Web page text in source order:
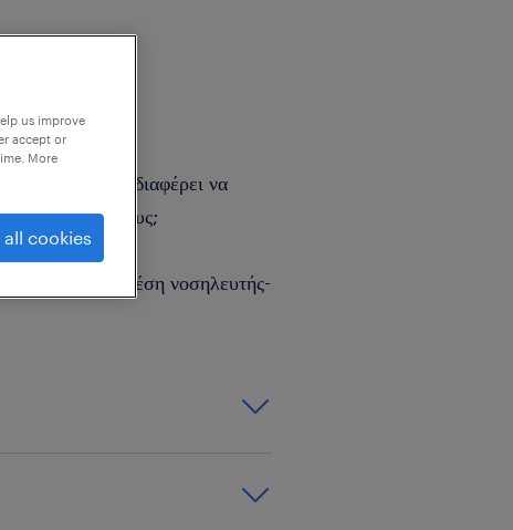
τρια και σε ενδιαφέρει να
ομίλους;
τώρα για τη θέση νοσηλευτής-
us improve
accept or
More
cookies